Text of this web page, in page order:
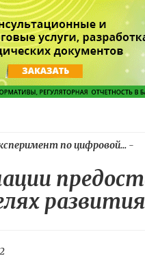
по цифровой... -